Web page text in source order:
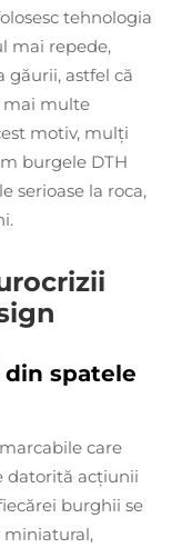
tehnologia
mai repede,
astfel că
mai multe
motiv, mulți
burgele DTH
serioase la roca,
spatele
care
datorită acțiunii
burghii se
miniatural,